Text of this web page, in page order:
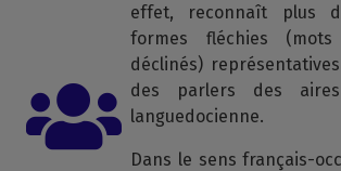
effet, reconnaît plus
formes fléchies (mots
déclinés)
des parlers des
languedocienne.
Dans le sens français-